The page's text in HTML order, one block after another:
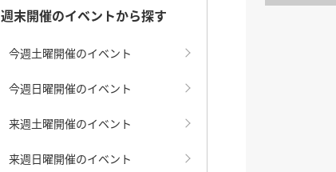
週末開催のイベントから探す
今週土曜開催のイベント
今週日曜開催のイベント
来週土曜開催のイベント
来週日曜開催のイベント